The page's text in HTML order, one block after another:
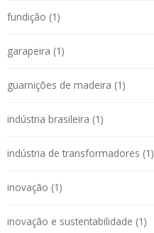
fundição (1)
garapeira (1)
guarnições de madeira (1)
indústria brasileira (1)
indústria de transformadores (1)
inovação (1)
inovação e sustentabilidade (1)